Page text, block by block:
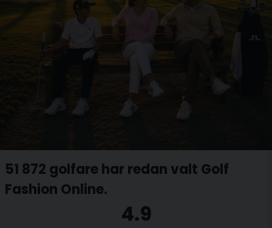
51 872 golfare har redan valt Golf
Fashion Online.
4.9